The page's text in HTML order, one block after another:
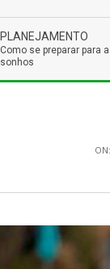
PLANEJAMENTO
Como se preparar para
sonhos
ON: